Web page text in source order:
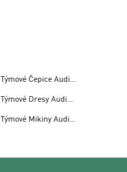
Týmové Čepice Audi
Týmové Dresy Audi
Týmové Mikiny Audi